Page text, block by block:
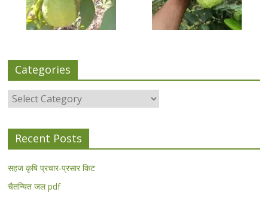
Categories
Categories
Recent Posts
सहज कृषि प्रचार-प्रसार किट
चैतन्यित जल pdf